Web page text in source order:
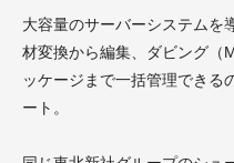
大容量のサーバーシステムを
材変換から編集、ダビング（
ッケージまで一括管理できる
ート。